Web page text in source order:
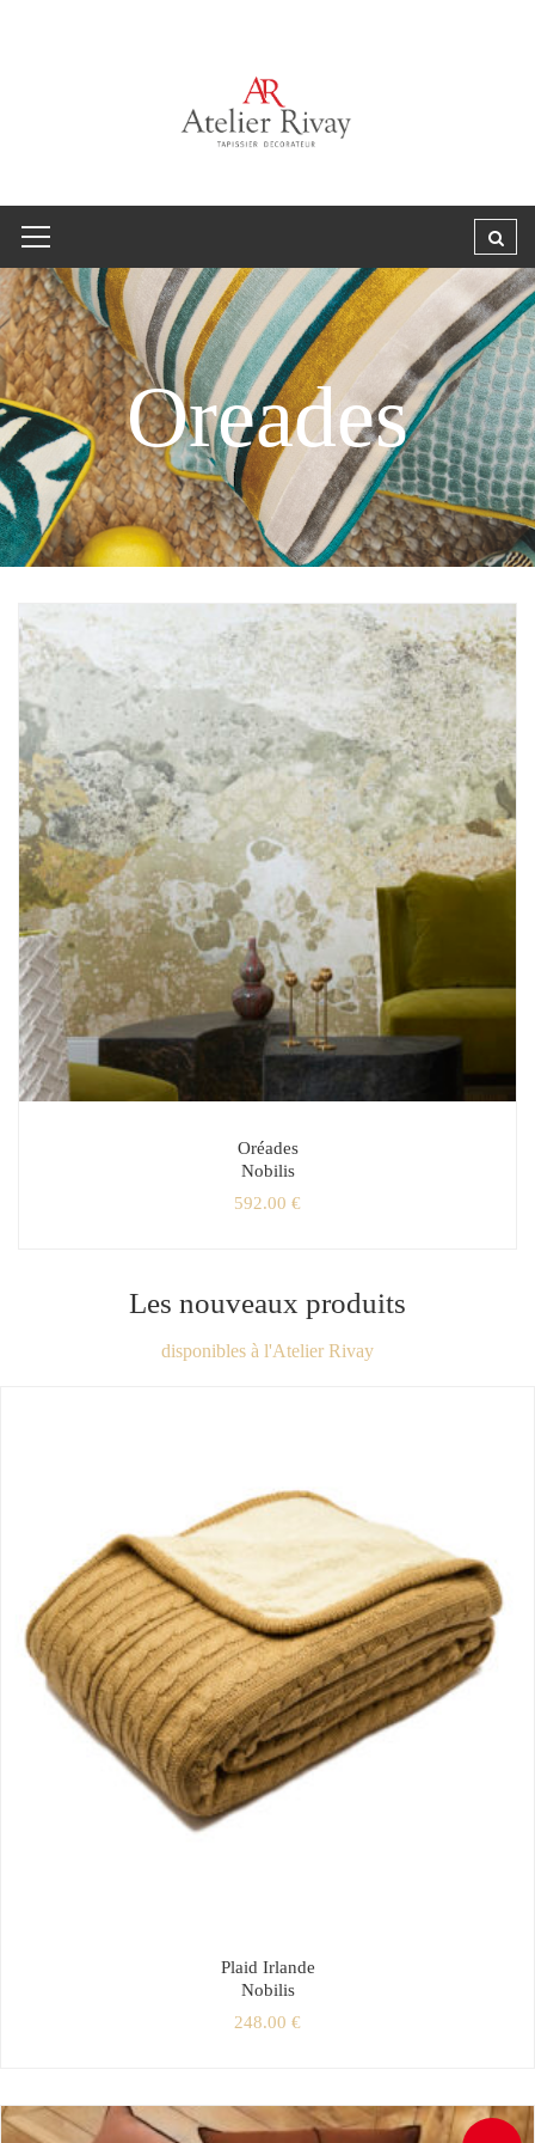
Oreades
Oréades
Nobilis
592.00 €
Les nouveaux produits
disponibles à l'Atelier Rivay
Plaid Irlande
Nobilis
248.00 €